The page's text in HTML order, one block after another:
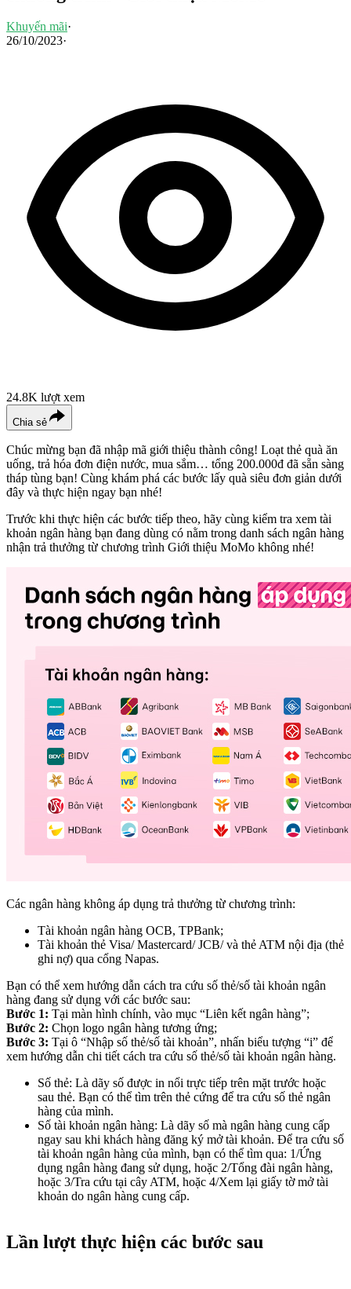
Khuyến mãi·
26/10/2023·
24.8K lượt xem
Chia sẻ
Chúc mừng bạn đã nhập mã giới thiệu thành công! Loạt thẻ quà ăn
uống, trả hóa đơn điện nước, mua sắm… tổng 200.000đ đã sẵn sàng
tháp tùng bạn! Cùng khám phá các bước lấy quà siêu đơn giản dưới
đây và thực hiện ngay bạn nhé!
Trước khi thực hiện các bước tiếp theo, hãy cùng kiểm tra xem tài
khoản ngân hàng bạn đang dùng có nằm trong danh sách ngân hàng
nhận trả thưởng từ chương trình Giới thiệu MoMo không nhé!
Các ngân hàng không áp dụng trả thưởng từ chương trình:
Tài khoản ngân hàng OCB, TPBank;
Tài khoản thẻ Visa/ Mastercard/ JCB/ và thẻ ATM nội địa (thẻ
ghi nợ) qua cổng Napas.
Bạn có thể xem hướng dẫn cách tra cứu số thẻ/số tài khoản ngân
hàng đang sử dụng với các bước sau:
Bước 1: Tại màn hình chính, vào mục “Liên kết ngân hàng”;
Bước 2: Chọn logo ngân hàng tương ứng;
Bước 3: Tại ô “Nhập số thẻ/số tài khoản”, nhấn biểu tượng “i” để
xem hướng dẫn chi tiết cách tra cứu số thẻ/số tài khoản ngân hàng.
Số thẻ: Là dãy số được in nổi trực tiếp trên mặt trước hoặc
sau thẻ. Bạn có thể tìm trên thẻ cứng để tra cứu số thẻ ngân
hàng của mình.
Số tài khoản ngân hàng: Là dãy số mà ngân hàng cung cấp
ngay sau khi khách hàng đăng ký mở tài khoản. Để tra cứu số
tài khoản ngân hàng của mình, bạn có thể tìm qua: 1/Ứng
dụng ngân hàng đang sử dụng, hoặc 2/Tổng đài ngân hàng,
hoặc 3/Tra cứu tại cây ATM, hoặc 4/Xem lại giấy tờ mở tài
khoản do ngân hàng cung cấp.
Lần lượt thực hiện các bước sau